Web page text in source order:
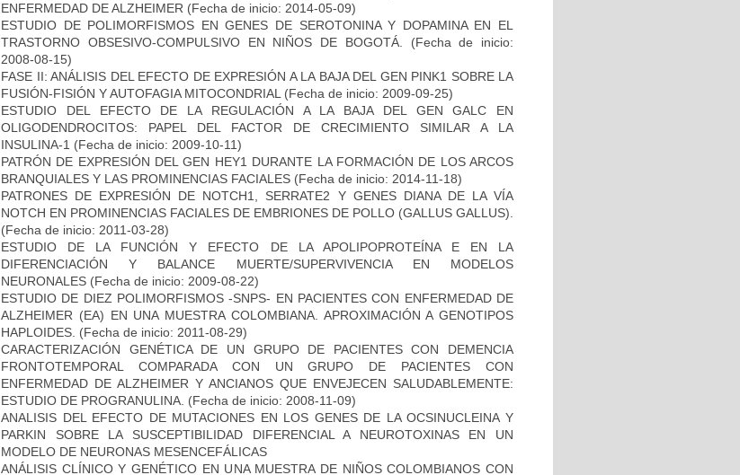
ENFERMEDAD DE ALZHEIMER (Fecha de inicio: 2014-05-09)
ESTUDIO DE POLIMORFISMOS EN GENES DE SEROTONINA Y DOPAMINA EN EL
TRASTORNO OBSESIVO-COMPULSIVO EN NIÑOS DE BOGOTÁ.
(Fecha de inicio:
2008-08-15)
FASE II: ANÁLISIS DEL EFECTO DE EXPRESIÓN A LA BAJA DEL GEN PINK1 SOBRE LA
FUSIÓN-FISIÓN Y AUTOFAGIA MITOCONDRIAL (Fecha de inicio: 2009-09-25)
ESTUDIO DEL EFECTO DE LA REGULACIÓN A LA BAJA DEL GEN GALC EN
OLIGODENDROCITOS: PAPEL DEL FACTOR DE CRECIMIENTO SIMILAR A LA
INSULINA-1 (Fecha de inicio: 2009-10-11)
PATRÓN DE EXPRESIÓN DEL GEN HEY1 DURANTE LA FORMACIÓN DE LOS ARCOS
BRANQUIALES Y LAS PROMINENCIAS FACIALES (Fecha de inicio: 2014-11-18)
PATRONES DE EXPRESIÓN DE NOTCH1, SERRATE2 Y GENES DIANA DE LA VÍA
NOTCH EN PROMINENCIAS FACIALES DE EMBRIONES DE POLLO (GALLUS GALLUS).
(Fecha de inicio: 2011-03-28)
ESTUDIO DE LA FUNCIÓN Y EFECTO DE LA APOLIPOPROTEÍNA E EN LA
DIFERENCIACIÓN Y BALANCE MUERTE/SUPERVIVENCIA EN MODELOS
NEURONALES (Fecha de inicio: 2009-08-22)
ESTUDIO DE DIEZ POLIMORFISMOS -SNPS- EN PACIENTES CON ENFERMEDAD DE
ALZHEIMER (EA) EN UNA MUESTRA COLOMBIANA. APROXIMACIÓN A GENOTIPOS
HAPLOIDES. (Fecha de inicio: 2011-08-29)
CARACTERIZACIÓN GENÉTICA DE UN GRUPO DE PACIENTES CON DEMENCIA
FRONTOTEMPORAL COMPARADA CON UN GRUPO DE PACIENTES CON
ENFERMEDAD DE ALZHEIMER Y ANCIANOS QUE ENVEJECEN SALUDABLEMENTE:
ESTUDIO DE PROGRANULINA. (Fecha de inicio: 2008-11-09)
ANALISIS DEL EFECTO DE MUTACIONES EN LOS GENES DE LA OCSINUCLEINA Y
PARKIN SOBRE LA SUSCEPTIBILIDAD DIFERENCIAL A NEUROTOXINAS EN UN
MODELO DE NEURONAS MESENCEFÁLICAS
ANÁLISIS CLÍNICO Y GENÉTICO EN UNA MUESTRA DE NIÑOS COLOMBIANOS CON